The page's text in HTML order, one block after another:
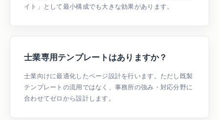
イト」として最小構成でも大きな効果があります。
士業専用テンプレートはありますか？
士業向けに最適化したページ設計を行います。ただし既製
テンプレートの流用ではなく、事務所の強み・対応分野に
合わせてゼロから設計します。